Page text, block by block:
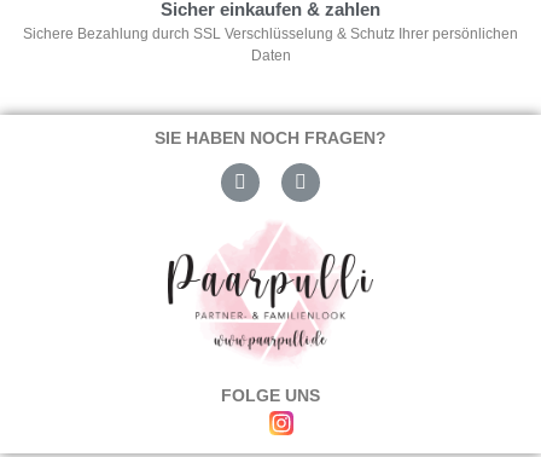
Sicher einkaufen & zahlen
Sichere Bezahlung durch SSL Verschlüsselung & Schutz Ihrer persönlichen
Daten
SIE HABEN NOCH FRAGEN?
FOLGE UNS